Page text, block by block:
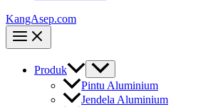
KangAsep.com
Produk
Pintu Aluminium
Jendela Aluminium